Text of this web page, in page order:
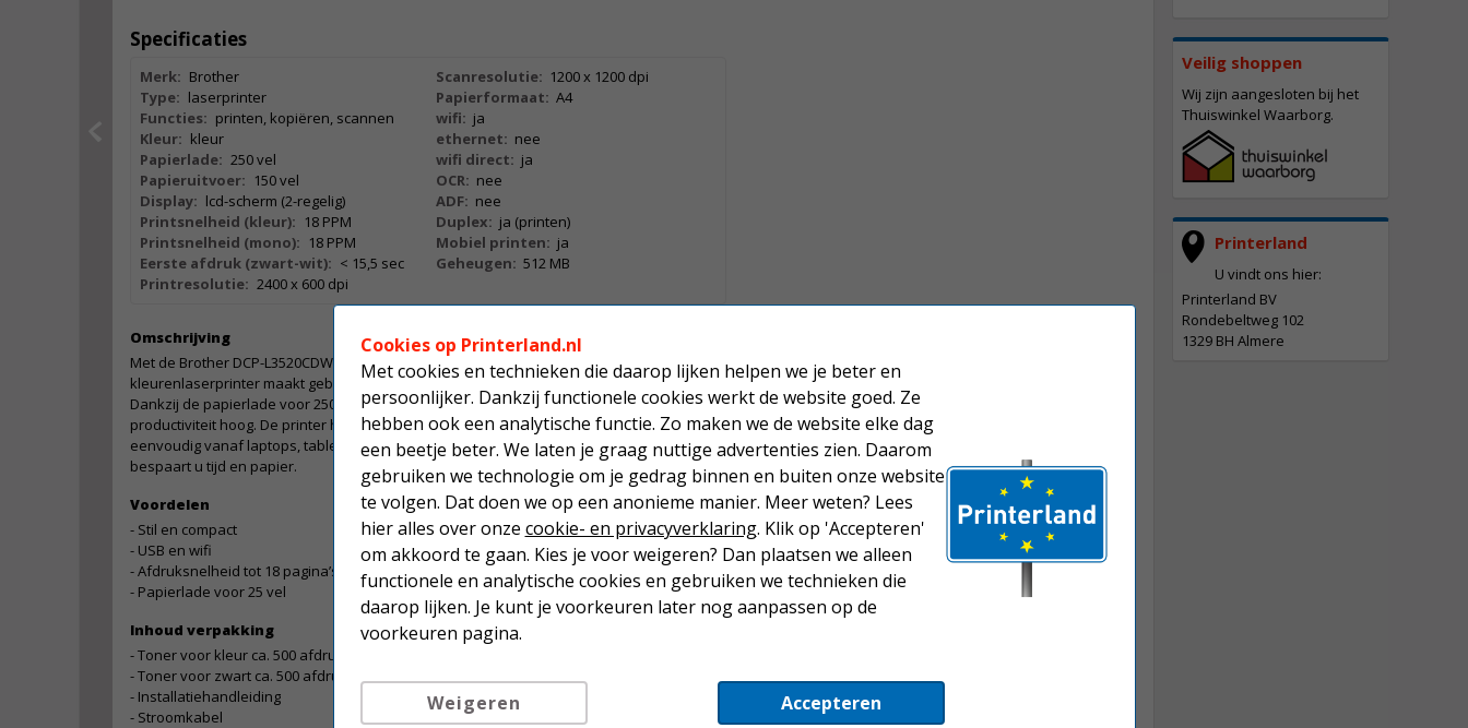
Veilig shoppen
Wij zijn aangesloten bij het
Thuiswinkel Waarborg.
Printerland
U vindt ons hier:
Printerland BV
Rondebeltweg 102
1329 BH Almere
Specificaties
Merk: Brother
Type: laserprinter
Functies: printen, kopiëren, scannen
Kleur: kleur
Papierlade: 250 vel
Papieruitvoer: 150 vel
Display: lcd-scherm (2-regelig)
Printsnelheid (kleur): 18 PPM
Printsnelheid (mono): 18 PPM
Eerste afdruk (zwart-wit): < 15,5 sec
Printresolutie: 2400 x 600 dpi
Scanresolutie: 1200 x 1200 dpi
Papierformaat: A4
wifi: ja
ethernet: nee
wifi direct: ja
OCR: nee
ADF: nee
Duplex: ja (printen)
Mobiel printen: ja
Geheugen: 512 MB
Omschrijving
Met de Brother DCP-L3520CDWE kunt u printen, scannen en kopiëren. Deze stille A4-
kleurenlaserprinter maakt gebruik van led-technologie en print tot 18 pagina's per minuut.
Dankzij de papierlade voor 250 vel en optionele hoge capaciteit toners blijft uw
productiviteit hoog. De printer heeft een USB-aansluiting en is voorzien van wifi. Zo print u
eenvoudig vanaf laptops, tablets en smartphones. Met automatisch dubbelzijdig printen
bespaart u tijd en papier.
Voordelen
- Stil en compact
- USB en wifi
- Afdruksnelheid tot 18 pagina’s per minuut
- Papierlade voor 25 vel
Inhoud verpakking
- Toner voor kleur ca. 500 afdrukken
- Toner voor zwart ca. 500 afdrukken
- Installatiehandleiding
- Stroomkabel
Cookies op Printerland.nl
Met cookies en technieken die daarop lijken helpen we je beter en
persoonlijker. Dankzij functionele cookies werkt de website goed. Ze
hebben ook een analytische functie. Zo maken we de website elke dag
een beetje beter. We laten je graag nuttige advertenties zien. Daarom
gebruiken we technologie om je gedrag binnen en buiten onze website
te volgen. Dat doen we op een anonieme manier. Meer weten? Lees
hier alles over onze cookie- en privacyverklaring. Klik op 'Accepteren'
om akkoord te gaan. Kies je voor weigeren? Dan plaatsen we alleen
functionele en analytische cookies en gebruiken we technieken die
daarop lijken. Je kunt je voorkeuren later nog aanpassen op de
voorkeuren pagina.
Accepteren
Weigeren